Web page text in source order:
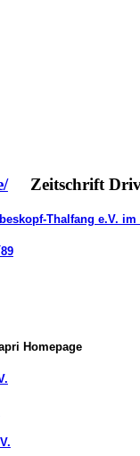
Zeitschrift
Thalfang e.V. im
Homepage